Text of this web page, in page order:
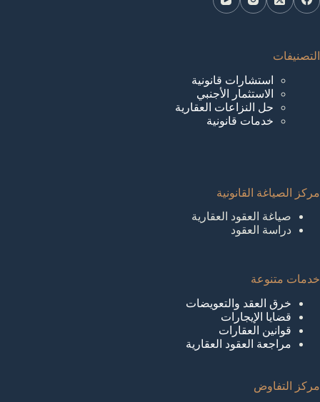
التصنيفات
استشارات قانونية
الاستثمار الأجنبي
حل النزاعات العقارية
خدمات قانونية
مركز الصياغة القانونية
صياغة العقود العقارية
دراسة العقود
خدمات متنوعة
خرق العقد والتعويضات
قضايا الإيجارات
قوانين العقارات
مراجعة العقود العقارية
مركز التفاوض